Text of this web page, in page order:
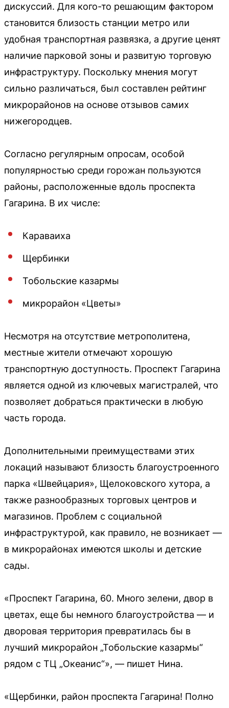
дискуссий. Для кого-то решающим фактором
становится близость станции метро или
удобная транспортная развязка, а другие ценят
наличие парковой зоны и развитую торговую
инфраструктуру. Поскольку мнения могут
сильно различаться, был составлен рейтинг
микрорайонов на основе отзывов самих
нижегородцев.
Согласно регулярным опросам, особой
популярностью среди горожан пользуются
районы, расположенные вдоль проспекта
Гагарина. В их числе:
Караваиха
Щербинки
Тобольские казармы
микрорайон «Цветы»
Несмотря на отсутствие метрополитена,
местные жители отмечают хорошую
транспортную доступность. Проспект Гагарина
является одной из ключевых магистралей, что
позволяет добраться практически в любую
часть города.
Дополнительными преимуществами этих
локаций называют близость благоустроенного
парка «Швейцария», Щелоковского хутора, а
также разнообразных торговых центров и
магазинов. Проблем с социальной
инфраструктурой, как правило, не возникает —
в микрорайонах имеются школы и детские
сады.
«Проспект Гагарина, 60. Много зелени, двор в
цветах, еще бы немного благоустройства — и
дворовая территория превратилась бы в
лучший микрорайон „Тобольские казармы“
рядом с ТЦ „Океанис“», — пишет Нина.
«Щербинки, район проспекта Гагарина! Полно